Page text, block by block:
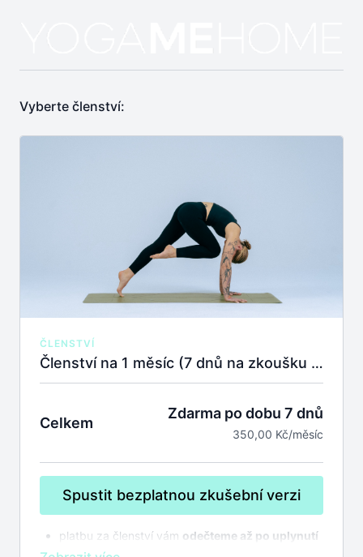
Vyberte členství:
ČLENSTVÍ
Členství na 1 měsíc (7 dnů na zkoušku zdarma)
Celkem
Zdarma po dobu 7 dnů
350,00 Kč/měsíc
Spustit bezplatnou zkušební verzi
platbu za členství vám odečteme až po uplynutí
7 dnů na zkoušku